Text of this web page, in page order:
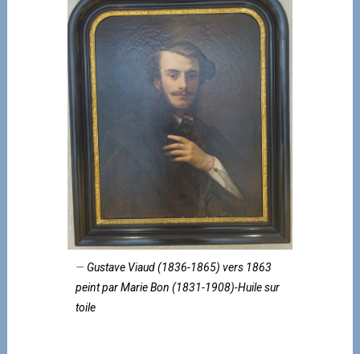
Gustave Viaud (1836-1865) vers 1863
peint par Marie Bon (1831-1908)-Huile sur
toile